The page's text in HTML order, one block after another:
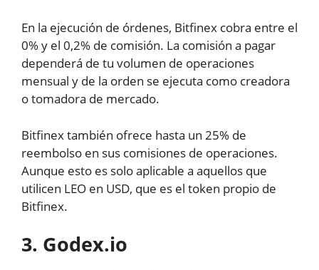
En la ejecución de órdenes, Bitfinex cobra entre el
0% y el 0,2% de comisión. La comisión a pagar
dependerá de tu volumen de operaciones
mensual y de la orden se ejecuta como creadora
o tomadora de mercado.
Bitfinex también ofrece hasta un 25% de
reembolso en sus comisiones de operaciones.
Aunque esto es solo aplicable a aquellos que
utilicen LEO en USD, que es el token propio de
Bitfinex.
3. Godex.io